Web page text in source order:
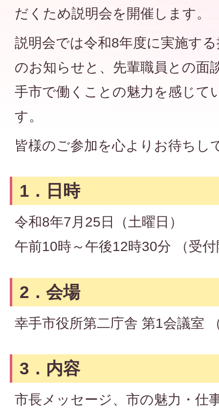
だくため説明会を開催します。
説明会では令和8年度に実施す
のお知らせと、先輩職員との面
手市で働くことの魅力を感じて
す。
皆様のご参加を心よりお待ちし
1．日時
令和8年7月25日（土曜日）
午前10時～午後12時30分 （受
2．会場
幸手市役所第二庁舎 第1会議室
3．内容
市長メッセージ、市の魅力・仕